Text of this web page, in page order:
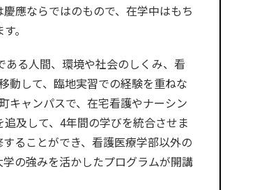
應ならではのもので、在学中はもち
。
る人間、環境や社会のしくみ、看
動して、臨地実習での経験を重ねな
キャンパスで、在宅看護やナーシン
及して、4年間の学びを統合させま
ることができ、看護医療学部以外の
の強みを活かしたプログラムが開講